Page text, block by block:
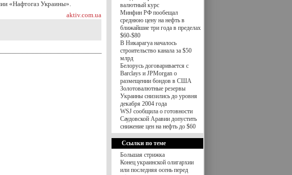
«Нафтогаз Украины».
aktiv.com.ua
валютный курс
Минфин РФ пообещал
среднюю цену на нефть в
ближайшие три года в пределах
$60-$80
В Никарагуа началось
строительство канала за $50
млрд
Белорусь договаривается с
Barclays и JPMorgan о
размещении бондов в США
Золотовалютные резервы
Украины снизились до уровня
декабря 2004 года
WSJ сообщила о готовности
Саудовской Аравии допустить
снижение цен на нефть до $60
Ссылки по теме
Большая стрижка
Конец украинской олигархии
или последняя осень перед